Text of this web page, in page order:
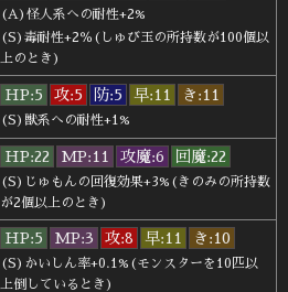
(A)怪人系への耐性+2%
(S)毒耐性+2％(しゅび玉の所持数が100個以
上のとき)
HP:5 攻:5 防:5 早:11 き:11
(S)獣系への耐性+1%
HP:22 MP:11 攻魔:6 回魔:22
(S)じゅもんの回復効果+3%(きのみの所持数
が2個以上のとき)
HP:5 MP:3 攻:8 早:11 き:10
(S)かいしん率+0.1%(モンスターを10匹以
上倒しているとき)